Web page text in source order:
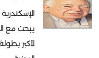
يبحث مع
لأكبر